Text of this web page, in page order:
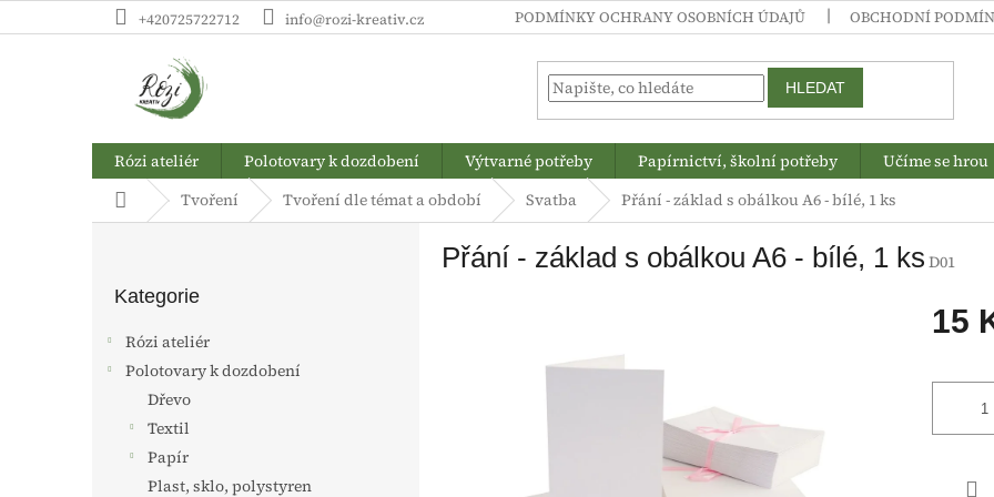
na
+420725722712 info@rozi-kreativ.cz PODMÍNKY OCHRANY OSOBNÍCH ÚDAJŮ OBCHODNÍ
HLEDAT
Rózi ateliér Polotovary k dozdobení Výtvarné potřeby Papírnictví, školní potřeby Učíme se hrou
Domů Tvoření Tvoření dle témat a období Svatba Přání - základ s obálkou A6 - bílé, 1 ks
kategorie
Kategorie
Rózi ateliér
Polotovary k dozdobení
Dřevo
Textil
Papír
Plast, sklo, polystyren
Přání - základ s obálkou A6 - bílé, 1 ks D01
15
cena: